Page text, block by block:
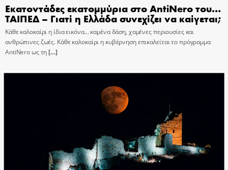
Εκατοντάδες εκατομμύρια στο AntiNero του…
ΤΑΙΠΕΔ – Γιατί η Ελλάδα συνεχίζει να καίγεται;
Κάθε καλοκαίρι η ίδια εικόνα… καμένα δάση, χαμένες περιουσίες και
ανθρώπινες ζωές. Κάθε καλοκαίρι η κυβέρνηση επικαλείται το πρόγραμμα
AntiNero ως τη[…]